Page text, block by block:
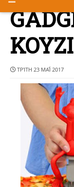
ΤΡΊΤΗ 23 ΜΑΪ́ 2017